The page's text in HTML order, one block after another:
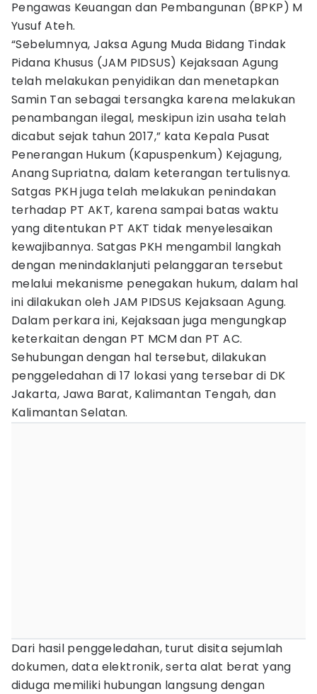
Pengawas Keuangan dan Pembangunan (BPKP) M
Yusuf Ateh.
“Sebelumnya, Jaksa Agung Muda Bidang Tindak
Pidana Khusus (JAM PIDSUS) Kejaksaan Agung
telah melakukan penyidikan dan menetapkan
Samin Tan sebagai tersangka karena melakukan
penambangan ilegal, meskipun izin usaha telah
dicabut sejak tahun 2017,” kata Kepala Pusat
Penerangan Hukum (Kapuspenkum) Kejagung,
Anang Supriatna, dalam keterangan tertulisnya.
Satgas PKH juga telah melakukan penindakan
terhadap PT AKT, karena sampai batas waktu
yang ditentukan PT AKT tidak menyelesaikan
kewajibannya. Satgas PKH mengambil langkah
dengan menindaklanjuti pelanggaran tersebut
melalui mekanisme penegakan hukum, dalam hal
ini dilakukan oleh JAM PIDSUS Kejaksaan Agung.
Dalam perkara ini, Kejaksaan juga mengungkap
keterkaitan dengan PT MCM dan PT AC.
Sehubungan dengan hal tersebut, dilakukan
penggeledahan di 17 lokasi yang tersebar di DK
Jakarta, Jawa Barat, Kalimantan Tengah, dan
Kalimantan Selatan.
Dari hasil penggeledahan, turut disita sejumlah
dokumen, data elektronik, serta alat berat yang
diduga memiliki hubungan langsung dengan